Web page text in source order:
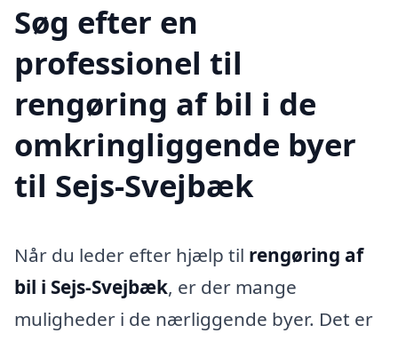
Søg efter en
professionel til
rengøring af bil i de
omkringliggende byer
til Sejs-Svejbæk
Når du leder efter hjælp til rengøring af
bil i Sejs-Svejbæk, er der mange
muligheder i de nærliggende byer. Det er